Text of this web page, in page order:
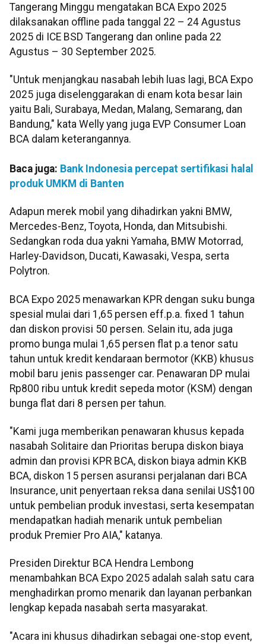
Tangerang Minggu mengatakan BCA Expo 2025
dilaksanakan offline pada tanggal 22 – 24 Agustus
2025 di ICE BSD Tangerang dan online pada 22
Agustus – 30 September 2025.
"Untuk menjangkau nasabah lebih luas lagi, BCA Expo
2025 juga diselenggarakan di enam kota besar lain
yaitu Bali, Surabaya, Medan, Malang, Semarang, dan
Bandung," kata Welly yang juga EVP Consumer Loan
BCA dalam keterangannya.
Baca juga: Bank Indonesia percepat sertifikasi halal
produk UMKM di Banten
Adapun merek mobil yang dihadirkan yakni BMW,
Mercedes-Benz, Toyota, Honda, dan Mitsubishi.
Sedangkan roda dua yakni Yamaha, BMW Motorrad,
Harley-Davidson, Ducati, Kawasaki, Vespa, serta
Polytron.
BCA Expo 2025 menawarkan KPR dengan suku bunga
spesial mulai dari 1,65 persen eff.p.a. fixed 1 tahun
dan diskon provisi 50 persen. Selain itu, ada juga
promo bunga mulai 1,65 persen flat p.a tenor satu
tahun untuk kredit kendaraan bermotor (KKB) khusus
mobil baru jenis passenger car. Penawaran DP mulai
Rp800 ribu untuk kredit sepeda motor (KSM) dengan
bunga flat dari 8 persen per tahun.
"Kami juga memberikan penawaran khusus kepada
nasabah Solitaire dan Prioritas berupa diskon biaya
admin dan provisi KPR BCA, diskon biaya admin KKB
BCA, diskon 15 persen asuransi perjalanan dari BCA
Insurance, unit penyertaan reksa dana senilai US$100
untuk pembelian produk investasi, serta kesempatan
mendapatkan hadiah menarik untuk pembelian
produk Premier Pro AIA," katanya.
Presiden Direktur BCA Hendra Lembong
menambahkan BCA Expo 2025 adalah salah satu cara
menghadirkan promo menarik dan layanan perbankan
lengkap kepada nasabah serta masyarakat.
"Acara ini khusus dihadirkan sebagai one-stop event,